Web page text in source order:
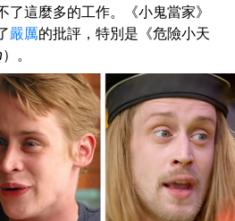
了這麼多的工作。《小鬼當家》
嚴厲的批評，特別是《危險小天
）。